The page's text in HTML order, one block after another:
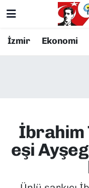
İzmir Ekonomi
İbrahim
eşi
Resmi İlanlar
EKONOMİ
KÜLTÜR
Konak Nöbetçi
Süper Lig
Tüm
Son Dakika